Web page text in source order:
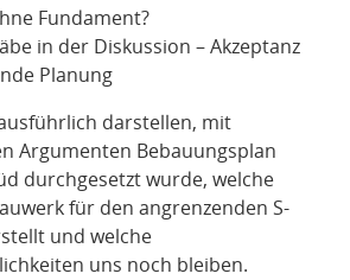
Fundament?
in der Diskussion – Akzeptanz
Planung
darstellen, mit
Argumenten Bebauungsplan
durchgesetzt wurde, welche
für den angrenzenden S-
und welche
uns noch bleiben.